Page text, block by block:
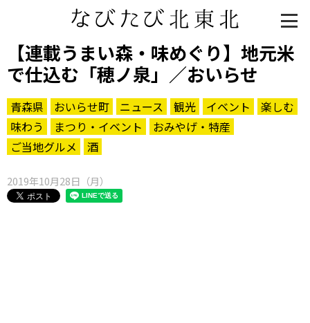
【連載うまい森・味めぐり】地元米
で仕込む「穂ノ泉」／おいらせ
青森県 おいらせ町 ニュース 観光 イベント
楽しむ
味わう
まつり・イベント
おみやげ・特産
ご当地グルメ
酒
2019年10月28日（月）
知る一覧
世界遺産
文化・歴史
パワースポット
ミステリー